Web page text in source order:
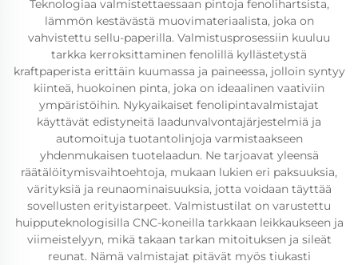
Teknologiaa valmistettaessaan pintoja fenolihartsista,
lämmön kestävästä muovimateriaalista, joka on
vahvistettu sellu-paperilla. Valmistusprosessiin kuuluu
tarkka kerroksittaminen fenolillä kyllästetystä
kraftpaperista erittäin kuumassa ja paineessa, jolloin syntyy
kiinteä, huokoinen pinta, joka on ideaalinen vaativiin
ympäristöihin. Nykyaikaiset fenolipintavalmistajat
käyttävät edistyneitä laadunvalvontajärjestelmiä ja
automoituja tuotantolinjoja varmistaakseen
yhdenmukaisen tuotelaadun. Ne tarjoavat yleensä
räätälöitymisvaihtoehtoja, mukaan lukien eri paksuuksia,
värityksiä ja reunaominaisuuksia, jotta voidaan täyttää
sovellusten erityistarpeet. Valmistustilat on varustettu
huipputeknologisilla CNC-koneilla tarkkaan leikkaukseen ja
viimeistelyyn, mikä takaan tarkan mitoituksen ja sileät
reunat. Nämä valmistajat pitävät myös tiukasti